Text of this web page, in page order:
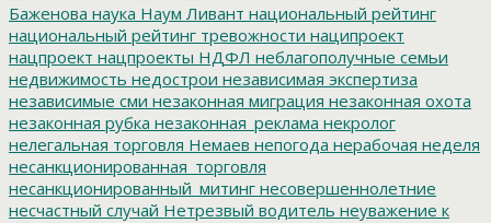
Баженова наука Наум Ливант национальный рейтинг
национальный рейтинг тревожности наципроект
нацпроект нацпроекты НДФЛ неблагополучные семьи
недвижимость недострои независимая экспертиза
независимые сми незаконная миграция незаконная охота
незаконная рубка незаконная_реклама некролог
нелегальная торговля Немаев непогода нерабочая неделя
несанкционированная_торговля
несанкционированный_митинг несовершеннолетние
несчастный случай Нетрезвый водитель неуважение к